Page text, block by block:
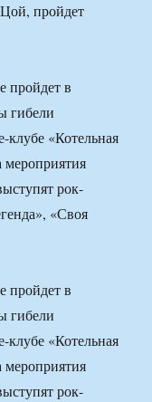
пройдет в
гибели
клубе «Котельная
мероприятия
рок-
«Своя
пройдет в
гибели
клубе «Котельная
мероприятия
рок-